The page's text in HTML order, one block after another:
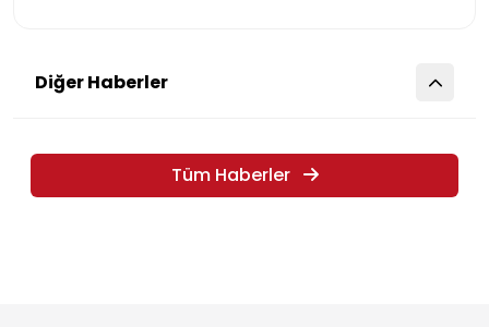
Diğer Haberler
Tüm Haberler